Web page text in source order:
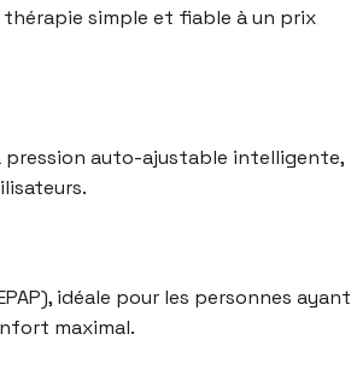
simple et fiable à un prix
pression auto-ajustable intelligente,
idéale pour les personnes ayant
maximal.